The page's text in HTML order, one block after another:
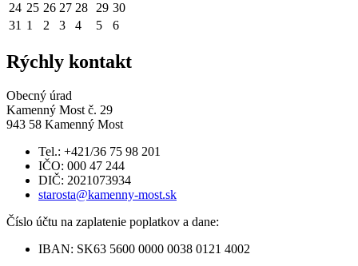
24 25 26 27 28 29 30
31 1 2 3 4 5 6
Rýchly kontakt
Obecný úrad
Kamenný Most č. 29
943 58 Kamenný Most
Tel.: +421/36 75 98 201
IČO: 000 47 244
DIČ: 2021073934
starosta@kamenny-most.sk
Číslo účtu na zaplatenie poplatkov a dane:
IBAN: SK63 5600 0000 0038 0121 4002